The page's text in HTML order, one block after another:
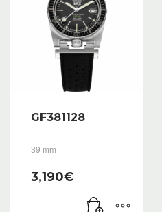
GF381128
39 mm
3,190€